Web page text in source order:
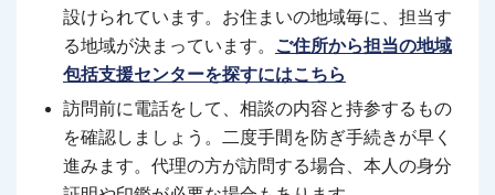
設けられています。お住まいの地域毎に、担当す
る地域が決まっています。 ご住所から担当の地域
包括支援センターを探すにはこちら
訪問前に電話をして、相談の内容と持参するもの
を確認しましょう。二度手間を防ぎ手続きが早く
進みます。代理の方が訪問する場合、本人の身分